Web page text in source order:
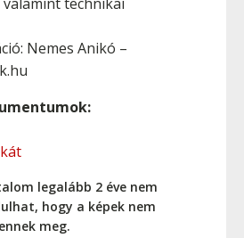
Nemes Anikó –
legalább 2 éve nem
hogy a képek nem
meg.